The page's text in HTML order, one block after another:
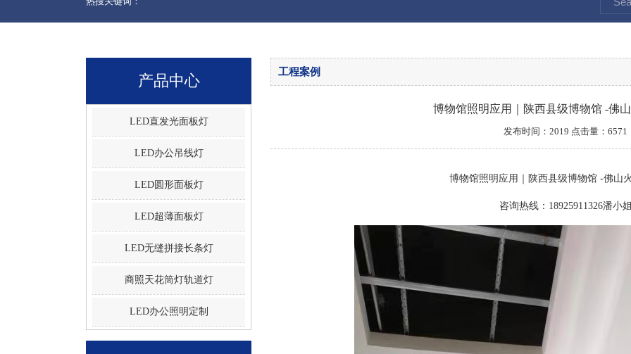
产品中心
LED直发光面板灯
LED办公吊线灯
LED圆形面板灯
LED超薄面板灯
LED无缝拼接长条灯
商照天花筒灯轨道灯
LED办公照明定制
工程案例
博物馆照明应用｜陕西县级博物馆 -佛
发布时间：2019 点击量：6571
博物馆照明应用｜陕西县级博物馆 -佛山
咨询热线：18925911326潘小